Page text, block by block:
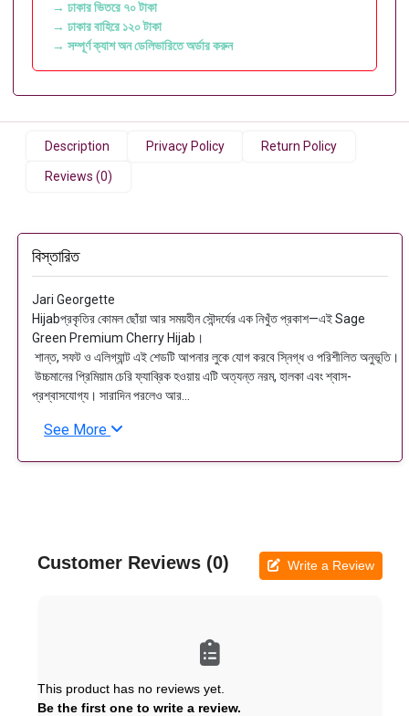
→ ঢাকার ভিতরে ৭০ টাকা
→ ঢাকার বাহিরে ১২০ টাকা
→ সম্পূর্ণ ক্যাশ অন ডেলিভারিতে অর্ডার করুন
Description Privacy Policy Return Policy
Reviews (0)
বিস্তারিত
Jari Georgette
Hijabপ্রকৃতির কোমল ছোঁয়া আর সময়হীন সৌন্দর্যের এক নিখুঁত প্রকাশ—এই Sage
Green Premium Cherry Hijab।
শান্ত, সফট ও এলিগ্যান্ট এই শেডটি আপনার লুকে যোগ করবে স্নিগ্ধ ও পরিশীলিত অনুভূতি।
উচ্চমানের প্রিমিয়াম চেরি ফ্যাব্রিক হওয়ায় এটি অত্যন্ত নরম, হালকা এবং শ্বাস-
প্রশ্বাসযোগ্য। সারাদিন পরলেও আর...
See More
Customer Reviews (0) Write a Review
This product has no reviews yet.
Be the first one to write a review.